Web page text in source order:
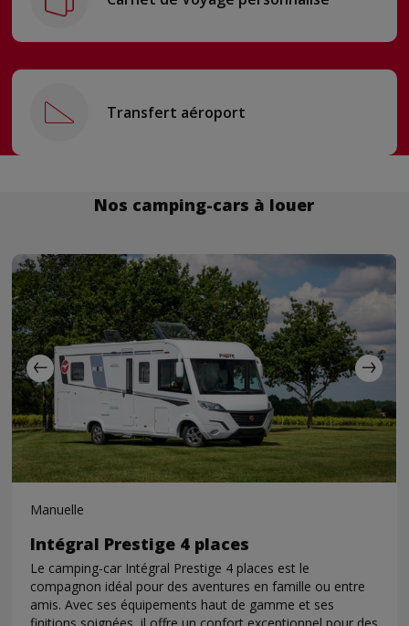
Transfert aéroport
Nos camping-cars à louer
Manuelle
Intégral Prestige 4 places
Le camping-car Intégral Prestige 4 places est le
compagnon idéal pour des aventures en famille ou entre
amis. Avec ses équipements haut de gamme et ses
finitions soignées, il offre un confort exceptionnel pour des